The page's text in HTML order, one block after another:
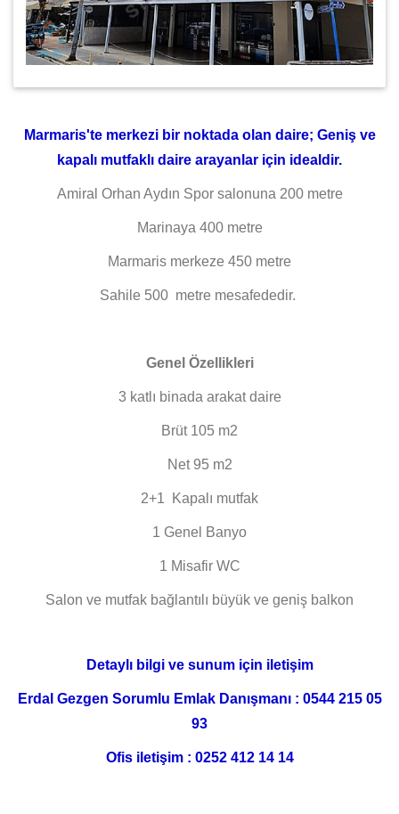
Marmaris'te merkezi bir noktada olan daire; Geniş ve
kapalı mutfaklı daire arayanlar için idealdir.
Amiral Orhan Aydın Spor salonuna 200 metre
Marinaya 400 metre
Marmaris merkeze 450 metre
Sahile 500 metre mesafededir.
Genel Özellikleri
3 katlı binada arakat daire
Brüt 105 m2
Net 95 m2
2+1 Kapalı mutfak
1 Genel Banyo
1 Misafir WC
Salon ve mutfak bağlantılı büyük ve geniş balkon
Detaylı bilgi ve sunum için iletişim
Erdal Gezgen Sorumlu Emlak Danışmanı : 0544 215 05
93
Ofis iletişim : 0252 412 14 14